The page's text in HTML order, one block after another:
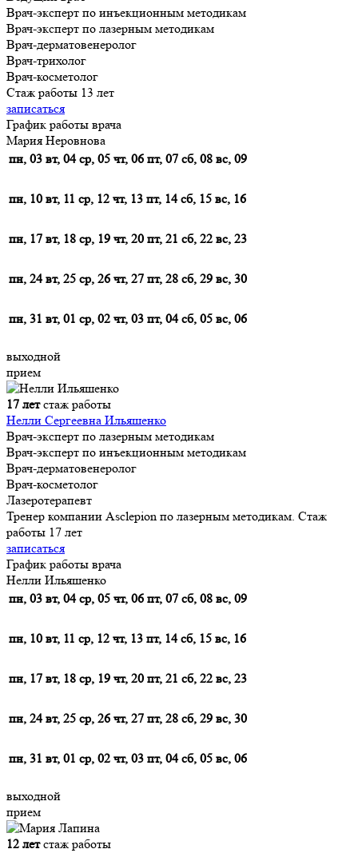
Врач-эксперт по инъекционным методикам
Врач-эксперт по лазерным методикам
Врач-дерматовенеролог
Врач-трихолог
Врач-косметолог
Стаж работы 13 лет
записаться
График работы врача
Мария Неровнова
пн, 03 вт, 04 ср, 05 чт, 06 пт, 07 сб, 08 вс, 09
пн, 10 вт, 11 ср, 12 чт, 13 пт, 14 сб, 15 вс, 16
пн, 17 вт, 18 ср, 19 чт, 20 пт, 21 сб, 22 вс, 23
пн, 24 вт, 25 ср, 26 чт, 27 пт, 28 сб, 29 вс, 30
пн, 31 вт, 01 ср, 02 чт, 03 пт, 04 сб, 05 вс, 06
выходной
прием
17 летстаж работы
Нелли Сергеевна Ильяшенко
Врач-эксперт по лазерным методикам
Врач-эксперт по инъекционным методикам
Врач-дерматовенеролог
Врач-косметолог
Лазеротерапевт
Тренер компании Asclepion по лазерным методикам. Стаж
работы 17 лет
записаться
График работы врача
Нелли Ильяшенко
пн, 03 вт, 04 ср, 05 чт, 06 пт, 07 сб, 08 вс, 09
пн, 10 вт, 11 ср, 12 чт, 13 пт, 14 сб, 15 вс, 16
пн, 17 вт, 18 ср, 19 чт, 20 пт, 21 сб, 22 вс, 23
пн, 24 вт, 25 ср, 26 чт, 27 пт, 28 сб, 29 вс, 30
пн, 31 вт, 01 ср, 02 чт, 03 пт, 04 сб, 05 вс, 06
выходной
прием
12 летстаж работы